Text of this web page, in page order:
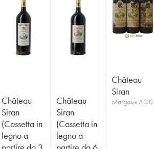
Château
Siran
(Cassetta in
legno a
Château
Siran
(Cassetta in
legno a
Château
Siran
Margaux AOC